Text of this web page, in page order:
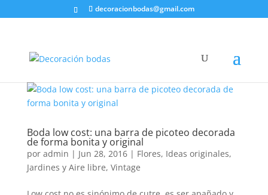
decoracionbodas@gmail.com
Boda low cost: una barra de picoteo decorada
de forma bonita y original
por admin | Jun 28, 2016| Flores, Ideas originales,
Jardines y Aire libre, Vintage